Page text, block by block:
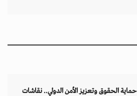
الحقوق وتعزيز الأمن الدولي.. نقاشات